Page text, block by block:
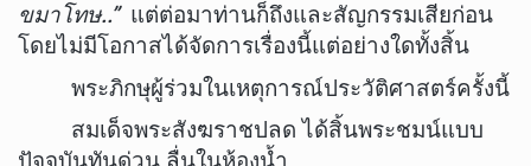
ขมาโทษ..” แต่ต่อมาท่านก็ถึงและสัญกรรมเสียก่อน
โดยไม่มีโอกาสได้จัดการเรื่องนี้แต่อย่างใดทั้งสิ้น
พระภิกษุผู้ร่วมในเหตุการณ์ประวัติศาสตร์ครั้งนี้
สมเด็จพระสังฆราชปลด ได้สิ้นพระชมน์แบบ